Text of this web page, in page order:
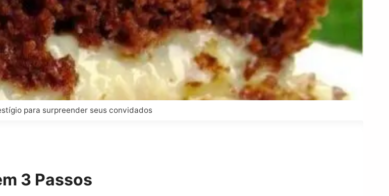
para surpreender seus convidados
3 Passos